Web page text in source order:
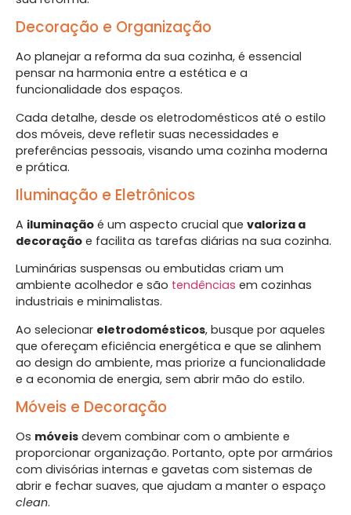
Decoração e Organização
Ao planejar a reforma da sua cozinha, é essencial
pensar na harmonia entre a estética e a
funcionalidade dos espaços.
Cada detalhe, desde os eletrodomésticos até o estilo
dos móveis, deve refletir suas necessidades e
preferências pessoais, visando uma cozinha moderna
e prática.
Iluminação e Eletrônicos
A iluminação é um aspecto crucial que valoriza a
decoração e facilita as tarefas diárias na sua cozinha.
Luminárias suspensas ou embutidas criam um
ambiente acolhedor e são tendências em cozinhas
industriais e minimalistas.
Ao selecionar eletrodomésticos, busque por aqueles
que ofereçam eficiência energética e que se alinhem
ao design do ambiente, mas priorize a funcionalidade
e a economia de energia, sem abrir mão do estilo.
Móveis e Decoração
Os móveis devem combinar com o ambiente e
proporcionar organização. Portanto, opte por armários
com divisórias internas e gavetas com sistemas de
abrir e fechar suaves, que ajudam a manter o espaço
clean.